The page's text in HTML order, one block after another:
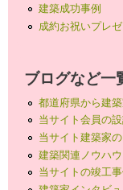
建築成功事例
成約お祝いプレ
ブログなど一
都道府県から建
当サイト会員の
当サイト建築家
建築関連ノウハウ
当サイトの竣工